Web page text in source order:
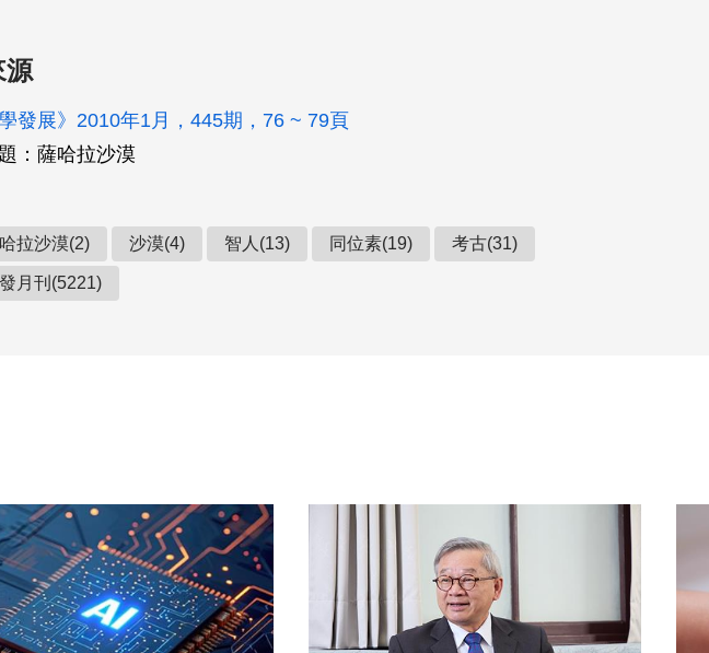
源
學發展》2010年1月，445期，76 ~ 79頁
：薩哈拉沙漠
拉沙漠(2) 沙漠(4) 智人(13) 同位素(19) 考古(31)
月刊(5221)